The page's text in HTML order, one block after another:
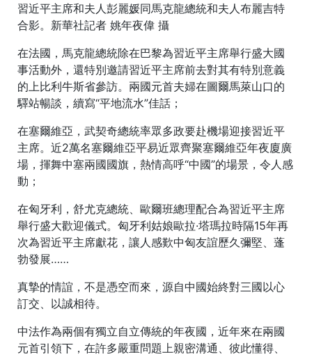
習近平主席和夫人彭麗媛同馬克龍總統和夫人布麗吉特
合影。新華社記者 姚年夜偉 攝
在法國，馬克龍總統除在巴黎為習近平主席舉行盛大國
事活動外，還特別邀請習近平主席前去對其有特別意義
的上比利牛斯省參訪。兩國元首夫婦在圖爾馬萊山口的
驛站暢談，續寫“平地流水”佳話；
在塞爾維亞，武契奇總統率眾多政要赴機場迎接習近平
主席。近2萬名塞爾維亞平易近眾齊聚塞爾維亞年夜廈廣
場，揮舞中塞兩國國旗，熱情高呼“中國”的場景，令人感
動；
在匈牙利，舒尤克總統、歐爾班總理配合為習近平主席
舉行盛大歡迎儀式。匈牙利姑娘歐拉·塔瑪拉時隔15年再
次為習近平主席獻花，讓人感歎中匈友誼歷久彌堅、蓬
勃發展……
真摯的情誼，不是憑空而來，源自中國始終對三國以心
訂交、以誠相待。
中法作為兩個有獨立自立傳統的年夜國，近年來在兩國
元首引領下，在許多嚴重問題上親密溝通、彼此懂得、